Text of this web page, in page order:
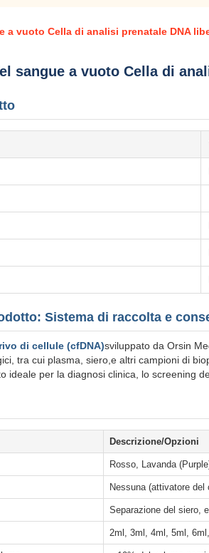
a vuoto Cella di analisi prenatale DNA
sangue a vuoto Cella di
Sistema di raccolta e
di cellule (cfDNA)sviluppato da Orsin
tra cui plasma, siero,e altri campioni di
ideale per la diagnosi clinica, lo screening
Descrizione/Opzioni
Rosso, Lavanda
Nessuna (attivatore
Separazione del siero,
2ml, 3ml, 4ml, 5ml,